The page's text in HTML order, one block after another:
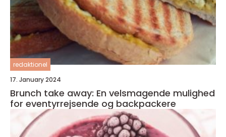
redaktionel
17. January 2024
Brunch take away: En velsmagende mulighed
for eventyrrejsende og backpackere